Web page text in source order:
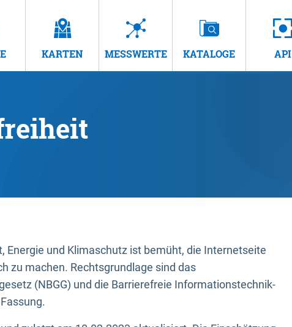
KARTEN MESSWERTE KATALOGE API
und Klimaschutz ist bemüht, die Internetseite
zu machen. Rechtsgrundlage sind das
(NBGG) und die Barrierefreie Informationstechnik-